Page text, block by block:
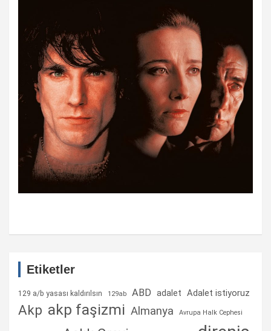
Etiketler
129 a/b yasası kaldırılsın 129ab ABD adalet Adalet istiyoruz
Akp akp faşizmi Almanya Avrupa Halk Cephesi